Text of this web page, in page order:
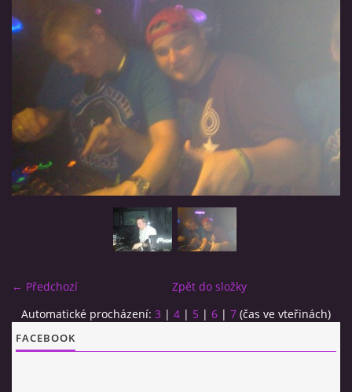
BIOGRAPHY
MY MUSIC
TRACHNOTOMIA
CONFRONTATION WITH JIMMY
VIDEO
← Předchozí
Zpět do složky
Automatické procházení: 3 | 4 | 5 | 6 | 7 (čas ve vteřinách)
FACEBOOK